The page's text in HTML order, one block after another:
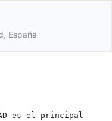
España
es el principal